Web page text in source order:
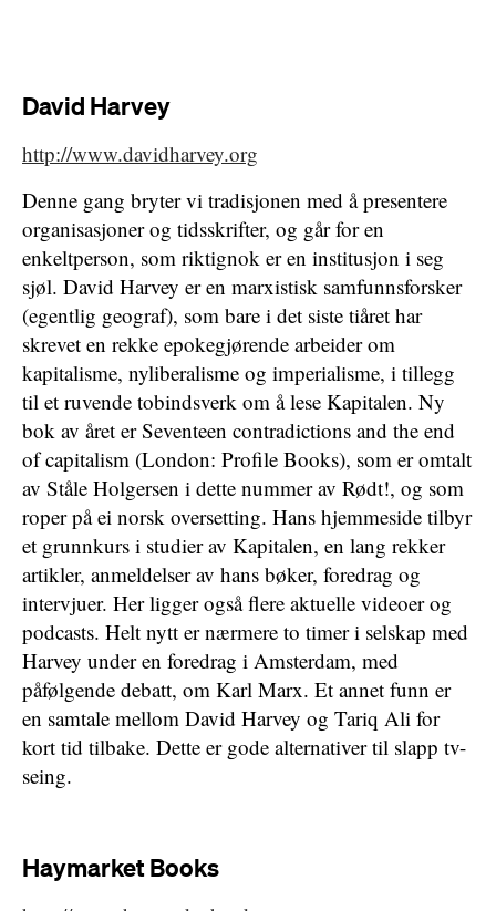
David Harvey
http://www.davidharvey.org
Denne gang bryter vi tradisjonen med å presentere
organisasjoner og tidsskrifter, og går for en
enkeltperson, som riktignok er en institusjon i seg
sjøl. David Harvey er en marxistisk samfunnsforsker
(egentlig geograf), som bare i det siste tiåret har
skrevet en rekke epokegjørende arbeider om
kapitalisme, nyliberalisme og imperialisme, i tillegg
til et ruvende tobindsverk om å lese Kapitalen. Ny
bok av året er Seventeen contradictions and the end
of capitalism (London: Profile Books), som er omtalt
av Ståle Holgersen i dette nummer av Rødt!, og som
roper på ei norsk oversetting. Hans hjemmeside tilbyr
et grunnkurs i studier av Kapitalen, en lang rekker
artikler, anmeldelser av hans bøker, foredrag og
intervjuer. Her ligger også flere aktuelle videoer og
podcasts. Helt nytt er nærmere to timer i selskap med
Harvey under en foredrag i Amsterdam, med
påfølgende debatt, om Karl Marx. Et annet funn er
en samtale mellom David Harvey og Tariq Ali for
kort tid tilbake. Dette er gode alternativer til slapp tv-
seing.
Haymarket Books